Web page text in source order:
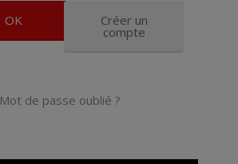
Créer un
compte
Mot de passe oublié ?